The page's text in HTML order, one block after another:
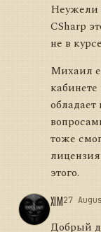
Неужели
CSharp
не в
Михаил
тоже
этого.
XIM27
Добрый